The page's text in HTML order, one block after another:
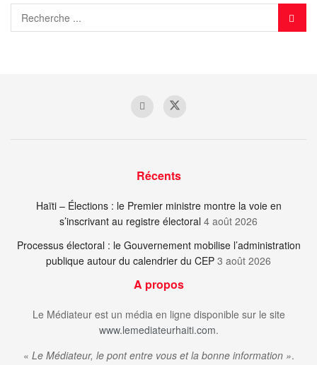
Récents
Haïti – Élections : le Premier ministre montre la voie en
s’inscrivant au registre électoral 4 août 2026
Processus électoral : le Gouvernement mobilise l’administration
publique autour du calendrier du CEP 3 août 2026
A propos
Le Médiateur est un média en ligne disponible sur le site
www.lemediateurhaiti.com.
« Le Médiateur, le pont entre vous et la bonne information ».